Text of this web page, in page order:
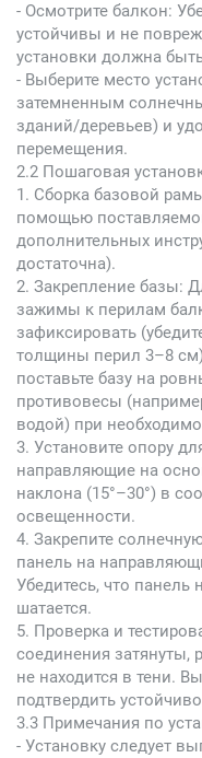
- Осмотрите балкон:
устойчивы и не
установки должна
- Выберите место
затемненным
зданий/деревьев) и
перемещения.
2.2 Пошаговая
1. Сборка базовой
помощью
дополнительных
достаточна).
2. Закрепление базы:
зажимы к перилам
зафиксировать
толщины перил 3–8
поставьте базу на
противовесы
водой) при
3. Установите опору
направляющие на
наклона (15°–30°) в
освещенности.
4. Закрепите
панель на
Убедитесь, что панель
шатается.
5. Проверка и
соединения затянуты,
не находится в тени.
подтвердить
3.3 Примечания по
- Установку следует